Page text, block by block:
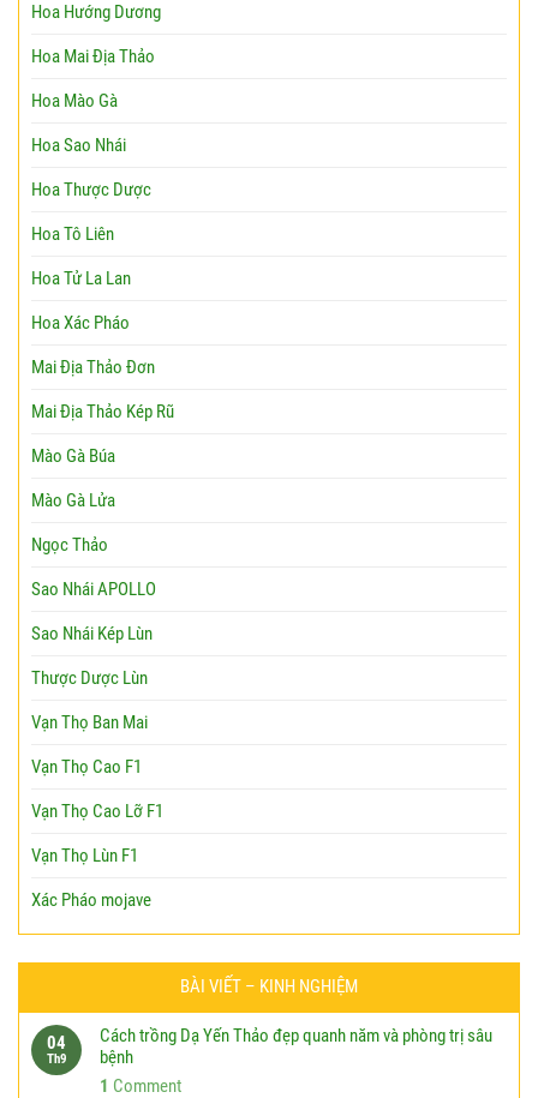
Hoa Hướng Dương
Hoa Mai Địa Thảo
Hoa Mào Gà
Hoa Sao Nhái
Hoa Thược Dược
Hoa Tô Liên
Hoa Tử La Lan
Hoa Xác Pháo
Mai Địa Thảo Đơn
Mai Địa Thảo Kép Rũ
Mào Gà Búa
Mào Gà Lửa
Ngọc Thảo
Sao Nhái APOLLO
Sao Nhái Kép Lùn
Thược Dược Lùn
Vạn Thọ Ban Mai
Vạn Thọ Cao F1
Vạn Thọ Cao Lỡ F1
Vạn Thọ Lùn F1
Xác Pháo mojave
BÀI VIẾT – KINH NGHIỆM
04
Th9
Cách trồng Dạ Yến Thảo đẹp quanh năm và phòng trị sâu
bệnh
1 Comment